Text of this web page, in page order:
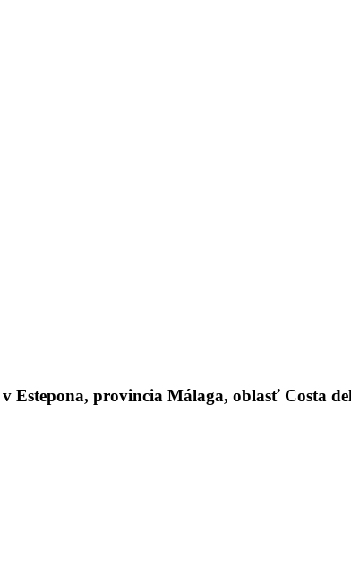
provincia Málaga, oblasť Costa